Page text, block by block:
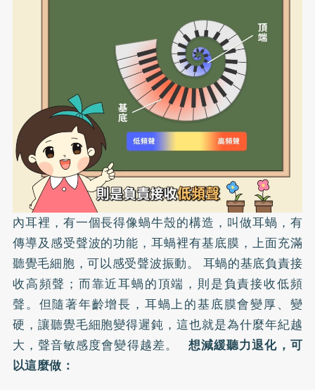
內耳裡，有一個長得像蝸牛殼的構造，叫做耳蝸，有
傳導及感受聲波的功能，耳蝸裡有基底膜，上面充滿
聽覺毛細胞，可以感受聲波振動。 耳蝸的基底負責接
收高頻聲；而靠近耳蝸的頂端，則是負責接收低頻
聲。但隨著年齡增長，耳蝸上的基底膜會變厚、變
硬，讓聽覺毛細胞變得遲鈍，這也就是為什麼年紀越
大，聲音敏感度會變得越差。想減緩聽力退化，可
以這麼做：